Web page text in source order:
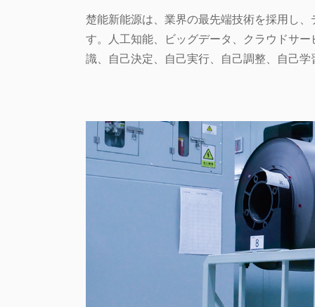
楚能新能源は、業界の最先端技術を採用し
す。人工知能、ビッグデータ、クラウドサ
識、自己決定、自己実行、自己調整、自己